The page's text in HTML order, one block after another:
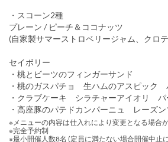
・スコーン2種
プレーン / ピーチ＆ココナッツ
(自家製サマーストロベリージャム、クロ
セイボリー
・桃とビーツのフィンガーサンド
・桃のガスパチョ 生ハムのアスピック
・クラブケーキ シラチャーアイオリ
・高座豚のパテドカンパーニュ レーズ
※メニューの内容は仕入れにより変更となる場合
※完全予約制
※最小開催人数8名 (定員に満たない場合開催中止